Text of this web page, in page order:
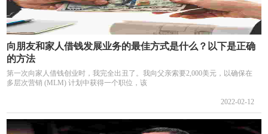
向朋友和家人借钱发展业务的最佳方式是什么？以下是正确
的方法
第一次向家人借钱创业时，我完全出丑了。我向父亲索要2,000美元，以确保在
多层次营销 (MLM) 计划中获得一个职位，该
2022-02-12